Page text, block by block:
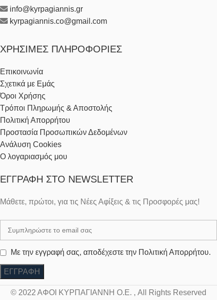
info@kyrpagiannis.gr
kyrpagiannis.co@gmail.com
ΧΡΉΣΙΜΕΣ ΠΛΗΡΟΦΟΡΊΕΣ
Επικοινωνία
Σχετικά με Εμάς
Όροι Χρήσης
Τρόποι Πληρωμής & Αποστολής
Πολιτική Απορρήτου
Προστασία Προσωπικών Δεδομένων
Ανάλυση Cookies
Ο λογαριασμός μου
ΕΓΓΡΑΦΉ ΣΤΟ NEWSLETTER
Μάθετε, πρώτοι, για τις Νέες Αφίξεις & τις Προσφορές μας!
Με την εγγραφή σας, αποδέχεστε την Πολιτική Απορρήτου.
© 2022 ΑΦΟΙ ΚΥΡΠΑΓΙΑΝΝΗ Ο.Ε. , All Rights Reserved